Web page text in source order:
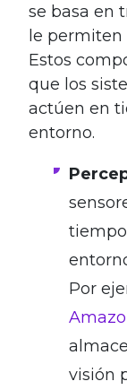
se basa en
le
Estos
que los
actúen en
entorno.
Por
visión